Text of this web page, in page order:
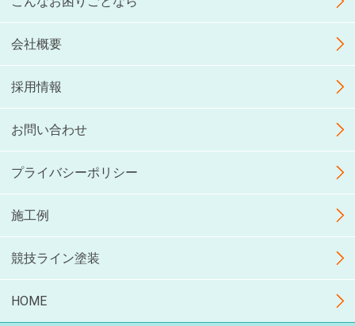
会社概要
採用情報
お問い合わせ
プライバシーポリシー
施工例
競技ライン塗装
HOME